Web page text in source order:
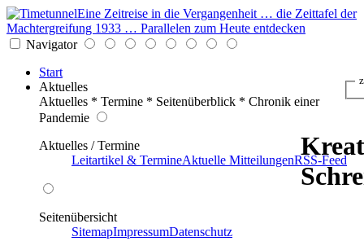
Eine Zeitreise in die Vergangenheit … die Zeittafel der
Machtergreifung 1933 … Parallelen zum Heute entdecken
Navigator
Start
Aktuelles
Aktuelles * Termine * Seitenüberblick * Chronik einer
Pandemie
Aktuelles / Termine
Leitartikel & TermineAktuelle MitteilungenRSS-Feed
Seitenübersicht
SitemapImpressumDatenschutz